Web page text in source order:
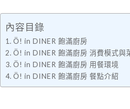
內容目錄
Ö! in DINER 飽滿廚房
Ö! in DINER 飽滿廚房 消費模式與
Ö! in DINER 飽滿廚房 用餐環境
Ö! in DINER 飽滿廚房 餐點介紹